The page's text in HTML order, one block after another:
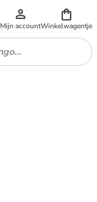
Mijn accountWinkelwagentje